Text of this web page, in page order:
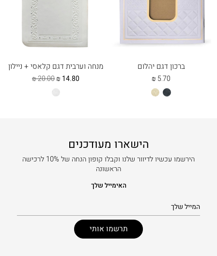
ברכון דגם יהלום
5.70
₪
שחורשמנת
מנחה וערבית דגם קלאסי + ניילון
20.00
₪
המחיר
היה:
14.80
₪
לבן
הישארו מעודכנים
הירשמו עכשיו לדיוור שלנו וקבלו קופון הנחה של 10% לרכישה
הראשונה
האימייל שלך